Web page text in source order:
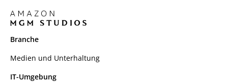
Branche
Medien und Unterhaltung
IT-Umgebung